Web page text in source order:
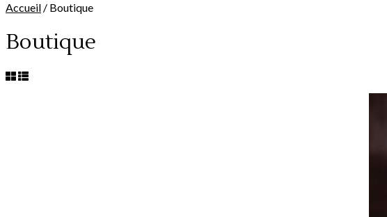
Accueil / Boutique
Boutique